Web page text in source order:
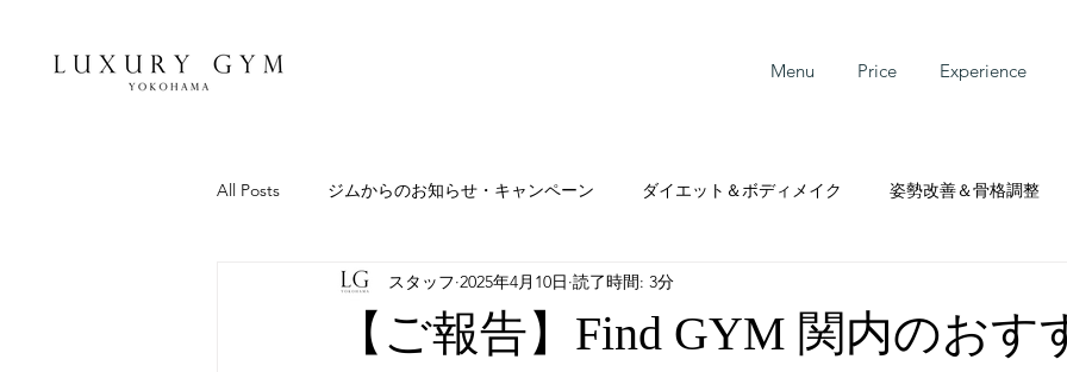
Menu Price Experience
All Posts ジムからのお知らせ・キャンペーン ダイエット＆ボディメイク 姿勢改善＆骨格調整
池田トレーナーの健康＆美容コラム サービス
【ご報告】Find GYM 関内のおす
スタッフ 2025年4月10日 読了時間: 3分